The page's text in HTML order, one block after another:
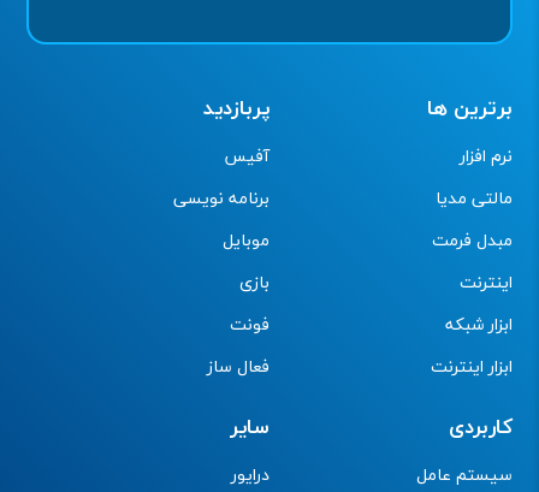
برترین ها
نرم افزار
مالتی مدیا
مبدل فرمت
اینترنت
ابزار شبکه
ابزار اینترنت
پربازدید
آفیس
برنامه نویسی
موبایل
بازی
فونت
فعال ساز
کاربردی
سیستم عامل
سایر
درایور